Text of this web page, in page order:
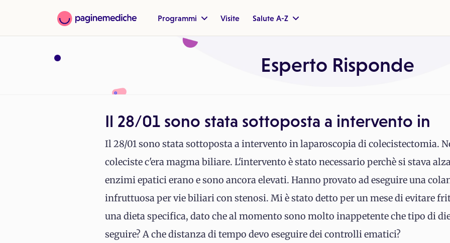
Programmi Visite Salute A-Z
Esperto Risponde
Il 28/01 sono stata sottoposta a intervento in
Il 28/01 sono stata sottoposta a intervento in laparoscopia di colecistectomia.
coleciste c'era magma biliare. L'intervento è stato necessario perchè si stava
enzimi epatici erano e sono ancora elevati. Hanno provato ad eseguire una
infruttuosa per vie biliari con stenosi. Mi è stato detto per un mese di evitare
una dieta specifica, dato che al momento sono molto inappetente che tipo di
seguire? A che distanza di tempo devo eseguire dei controlli ematici?